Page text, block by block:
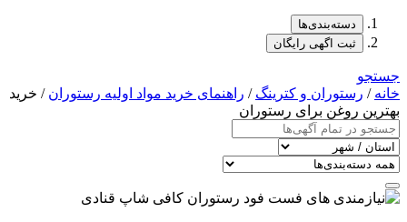
دسته‌بندی‌ها
ثبت اگهی رایگان
جستجو
خانه / رستوران و کترینگ / راهنمای خرید مواد اولیه رستوران / خرید
بهترین روغن‌ برای رستوران